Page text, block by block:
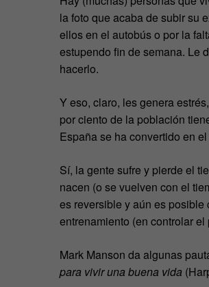
la foto que acaba de subir su
ellos en el autobús o por la
estupendo fin de semana. Le
hacerlo.
Y eso, claro, les genera
por ciento de la población
España se ha convertido en
Sí, la gente sufre y pierde el
nacen (o se vuelven con el
es reversible y aún es
entrenamiento (en controlar
Mark Manson da algunas
para vivir una buena vida